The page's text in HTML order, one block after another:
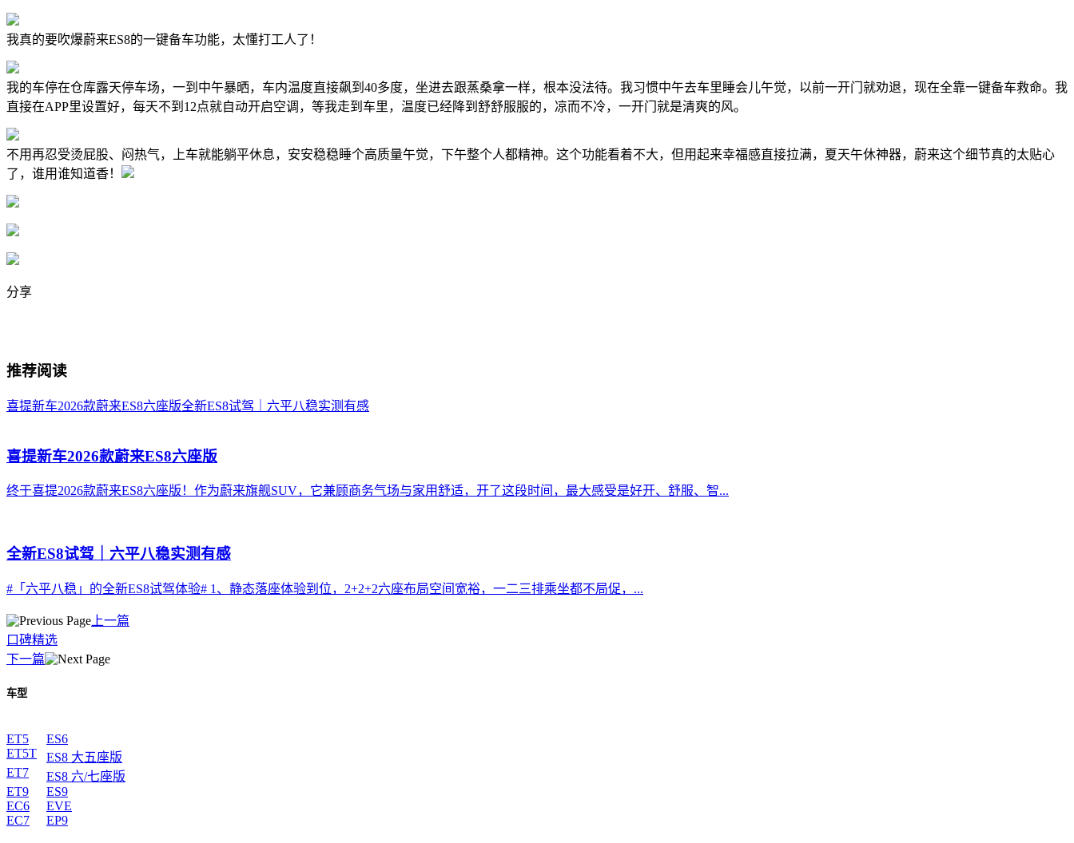
我真的要吹爆蔚来ES8的一键备车功能，太懂打工人了！
我的车停在仓库露天停车场，一到中午暴晒，车内温度直接飙到40多度，坐进去跟蒸桑拿一样，根本没法待。我习惯中午去车里睡会儿午觉，以前一开门就劝退，现在全靠一键备车救命。我
直接在APP里设置好，每天不到12点就自动开启空调，等我走到车里，温度已经降到舒舒服服的，凉而不冷，一开门就是清爽的风。
不用再忍受烫屁股、闷热气，上车就能躺平休息，安安稳稳睡个高质量午觉，下午整个人都精神。这个功能看着不大，但用起来幸福感直接拉满，夏天午休神器，蔚来这个细节真的太贴心
了，谁用谁知道香！
分享
推荐阅读
喜提新车2026款蔚来ES8六座版全新ES8试驾｜六平八稳实测有感
喜提新车2026款蔚来ES8六座版
终于喜提2026款蔚来ES8六座版！作为蔚来旗舰SUV，它兼顾商务气场与家用舒适，开了这段时间，最大感受是好开、舒服、智...
全新ES8试驾｜六平八稳实测有感
#「六平八稳」的全新ES8试驾体验# 1、静态落座体验到位，2+2+2六座布局空间宽裕，一二三排乘坐都不局促，...
上一篇
口碑精选
下一篇
车型
ET5
ET5T
ET7
ET9
EC6
EC7
ES6
ES8 大五座版
ES8 六/七座版
ES9
EVE
EP9